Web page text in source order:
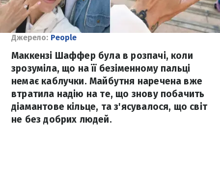
Джерело: People
Маккензі Шаффер була в розпачі, коли
зрозуміла, що на її безіменному пальці
немає каблучки. Майбутня наречена вже
втратила надію на те, що знову побачить
діамантове кільце, та з'ясувалося, що світ
не без добрих людей.